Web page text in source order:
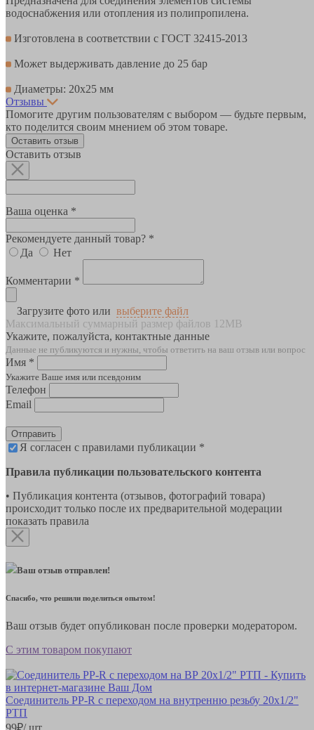
водоснабжения или отопления из полипропилена.
Изготовлена в соответствии с ГОСТ 32415-2013
Может выдерживать давление до 25 бар
Диаметры: 20х25 мм
Отзывы
Помогите другим пользователям с выбором — будьте первым,
кто поделится своим мнением об этом товаре.
Оставить отзыв
Оставить отзыв
Ваша оценка *
Рекомендуете данный товар? *
Да
Нет
Комментарии *
Загрузите фото или выберите файл
Максимальный суммарный размер файлов 12MB
Укажите, пожалуйста, контактные данные
Данные не публикуются и нужны, чтобы ответить на ваш отзыв или вопрос
Имя *
Укажите Ваше имя или псевдоним
Телефон
Email
Отправить
Я согласен с правилами публикации *
Правила публикации пользовательского контента
• Публикация контента (отзывов, фотографий товара)
происходит только после их предварительной модерации
показать правила
Ваш отзыв отправлен!
Спасибо, что решили поделиться опытом!
Ваш отзыв будет опубликован после проверки модератором.
С этим товаром покупают
Соединитель РР-R с переходом на внутренню резьбу 20х1/2"
РТП
99₽/ шт